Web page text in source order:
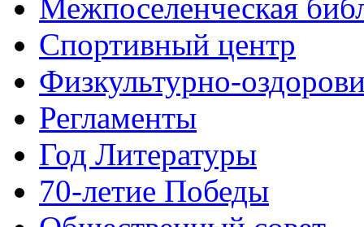
Межпоселенческая
Спортивный центр
Физкультурно-
Регламенты
Год Литературы
70-летие Победы